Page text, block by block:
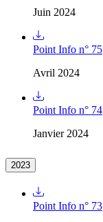
Juin 2024
Point Info n° 75
Avril 2024
Point Info n° 74
Janvier 2024
2023
Point Info n° 73